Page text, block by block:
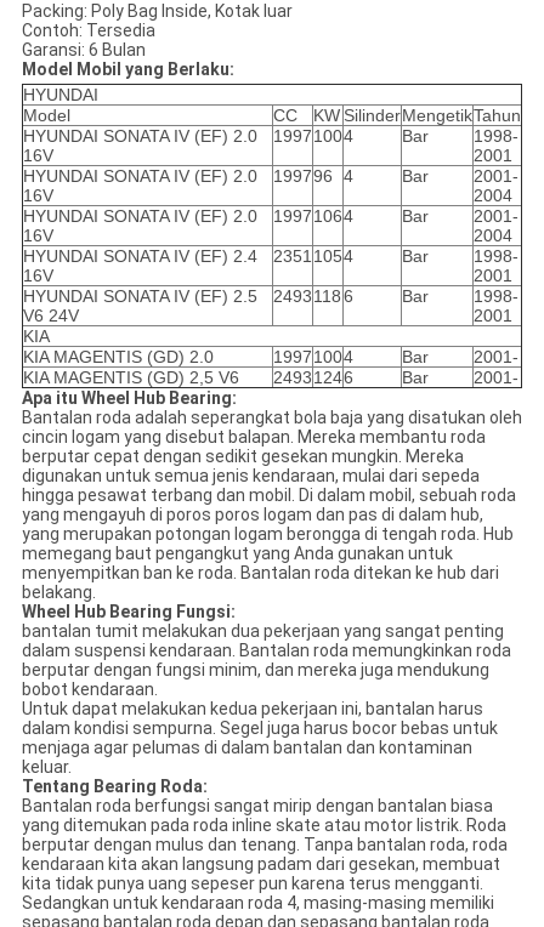
Packing: Poly Bag Inside, Kotak luar
Contoh: Tersedia
Garansi: 6 Bulan
Model Mobil yang Berlaku:
HYUNDAI
Model
CC KW SilinderMengetikTahun
HYUNDAI SONATA IV (EF) 2.0
16V
19971004 Bar
1998-
2001
HYUNDAI SONATA IV (EF) 2.0
16V
199796 4 Bar
2001-
2004
HYUNDAI SONATA IV (EF) 2.0
16V
19971064 Bar
2001-
2004
HYUNDAI SONATA IV (EF) 2.4
16V
23511054 Bar
1998-
2001
HYUNDAI SONATA IV (EF) 2.5
V6 24V
24931186 Bar
1998-
2001
KIA
KIA MAGENTIS (GD) 2.0
19971004 Bar
2001-
KIA MAGENTIS (GD) 2,5 V6
24931246 Bar
2001-
Apa itu Wheel Hub Bearing:
Bantalan roda adalah seperangkat bola baja yang disatukan oleh
cincin logam yang disebut balapan. Mereka membantu roda
berputar cepat dengan sedikit gesekan mungkin. Mereka
digunakan untuk semua jenis kendaraan, mulai dari sepeda
hingga pesawat terbang dan mobil. Di dalam mobil, sebuah roda
yang mengayuh di poros poros logam dan pas di dalam hub,
yang merupakan potongan logam berongga di tengah roda. Hub
memegang baut pengangkut yang Anda gunakan untuk
menyempitkan ban ke roda. Bantalan roda ditekan ke hub dari
belakang.
Wheel Hub Bearing Fungsi:
bantalan tumit melakukan dua pekerjaan yang sangat penting
dalam suspensi kendaraan. Bantalan roda memungkinkan roda
berputar dengan fungsi minim, dan mereka juga mendukung
bobot kendaraan.
Untuk dapat melakukan kedua pekerjaan ini, bantalan harus
dalam kondisi sempurna. Segel juga harus bocor bebas untuk
menjaga agar pelumas di dalam bantalan dan kontaminan
keluar.
Tentang Bearing Roda:
Bantalan roda berfungsi sangat mirip dengan bantalan biasa
yang ditemukan pada roda inline skate atau motor listrik. Roda
berputar dengan mulus dan tenang. Tanpa bantalan roda, roda
kendaraan kita akan langsung padam dari gesekan, membuat
kita tidak punya uang sepeser pun karena terus mengganti.
Sedangkan untuk kendaraan roda 4, masing-masing memiliki
sepasang bantalan roda depan dan sepasang bantalan roda